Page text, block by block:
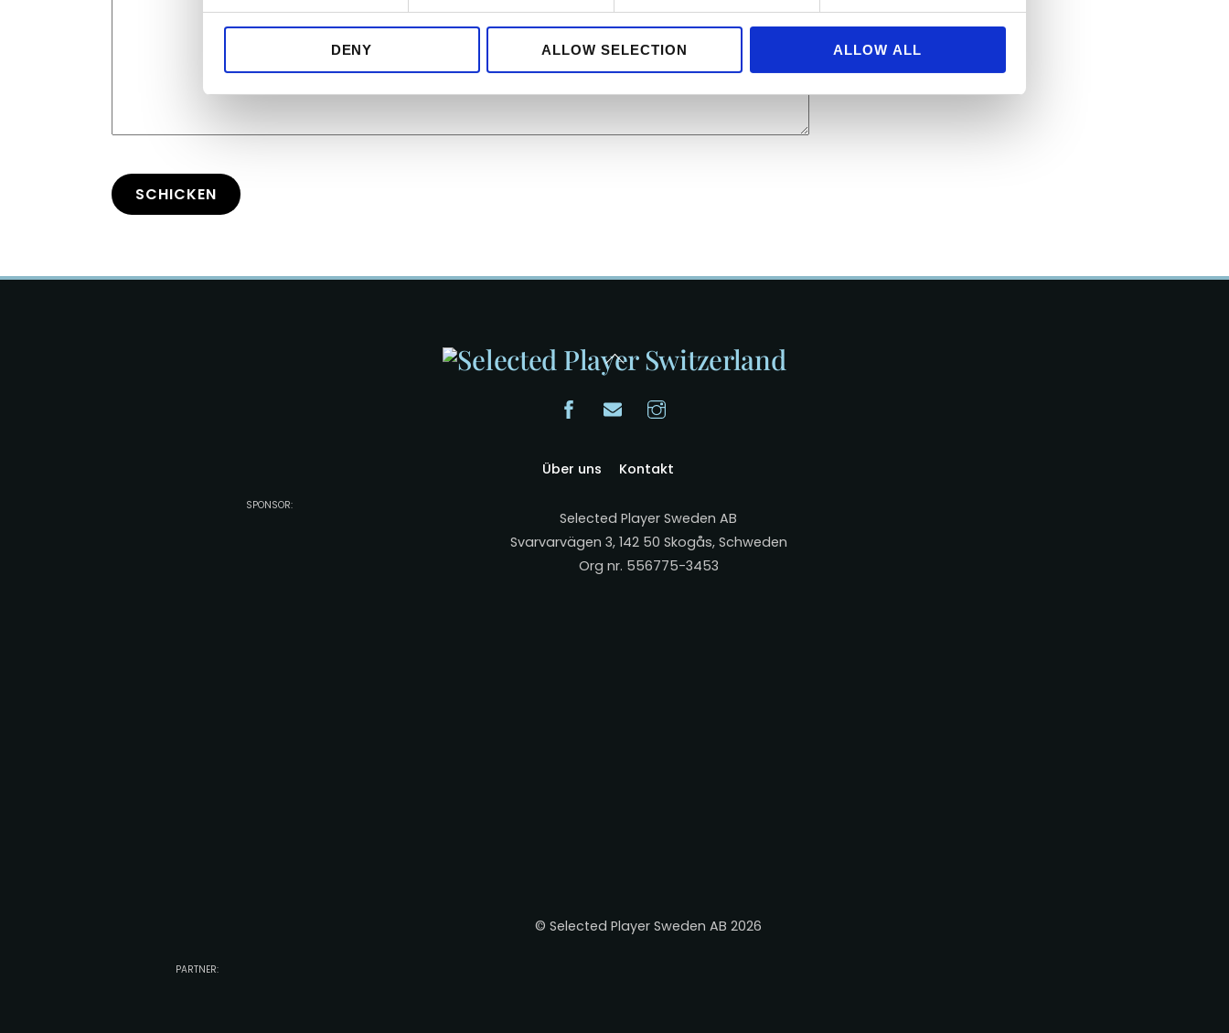
e
e
i
DENY ALLOW SELECTION ALLOW ALL
SCHICKEN
Back
Top
Über uns Kontakt
SPONSOR:
Selected Player Sweden AB
Svarvarvägen 3, 142 50 Skogås, Schweden
Org nr. 556775-3453
© Selected Player Sweden AB 2026
PARTNER: